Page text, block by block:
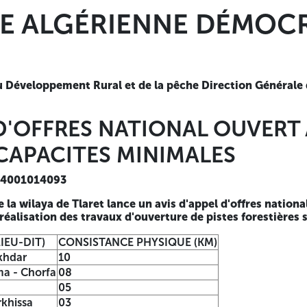
DÉMOCRATIQUE
pêche
OUVERT AVEC
d'appel d'offres national ouvert avec exigence de
(KM)
de capacités minimales est destiné aux entreprises
moyen durant les trois (03) dernières années égal
n° 03, à 2 000 000,00 DA pour le lot n° 04, justifiés
ou plusieurs lots et ne peuvent être retenu que pour un
ALGÉRIENNE
Rural et de la pêche Direction Générale
NATIONAL OUVERT
MINIMALES
la wilaya de Tlaret lance un avis d'appel d'offres
des travaux d'ouverture de pistes forestières
DIT)
CONSISTANCE PHYSIQUE (KM)
10
- Chorfa 08
05
03